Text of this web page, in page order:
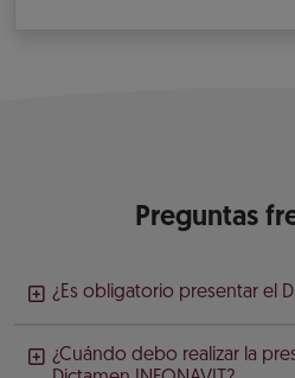
Preguntas
¿Es obligatorio presentar el
¿Cuándo debo realizar la